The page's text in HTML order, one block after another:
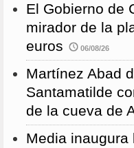
El Gobierno de
mirador de la
euros
06/08/26
Martínez Abad
Santamatilde
de la cueva de
Media